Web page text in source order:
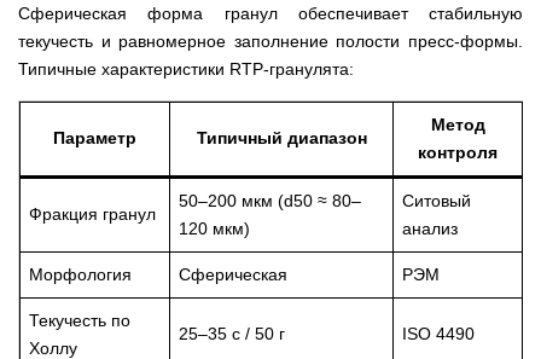
Сферическая форма гранул обеспечивает стабильную
текучесть и равномерное заполнение полости пресс-формы.
Типичные характеристики RTP-гранулята:
Параметр Типичный диапазон
Метод
контроля
Фракция гранул
50–200 мкм (d50 ≈ 80–
120 мкм)
Ситовый
анализ
Морфология Сферическая РЭМ
Текучесть по
Холлу
25–35 с / 50 г ISO 4490